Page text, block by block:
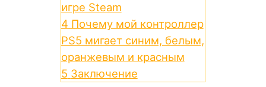
игре Steam
4 Почему мой контроллер
PS5 мигает синим, белым,
оранжевым и красным
5 Заключение